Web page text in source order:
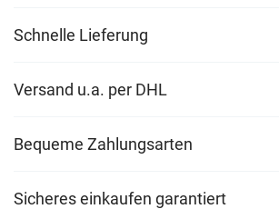
Schnelle Lieferung
Versand u.a. per DHL
Bequeme Zahlungsarten
Sicheres einkaufen garantiert